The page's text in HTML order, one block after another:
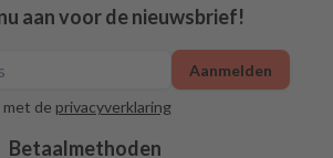
aan voor de nieuwsbrief!
met de privacyverklaring
Aanmelden
Betaalmethoden